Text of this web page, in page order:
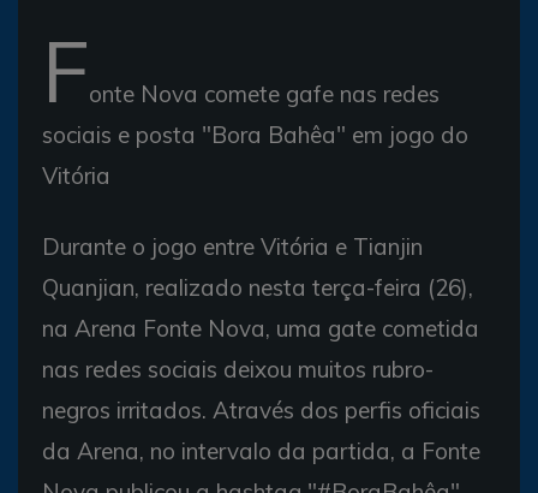
Fonte Nova comete gafe nas redes
sociais e posta "Bora Bahêa" em jogo do
Vitória
Durante o jogo entre Vitória e Tianjin
Quanjian, realizado nesta terça-feira (26),
na Arena Fonte Nova, uma gate cometida
nas redes sociais deixou muitos rubro-
negros irritados. Através dos perfis oficiais
da Arena, no intervalo da partida, a Fonte